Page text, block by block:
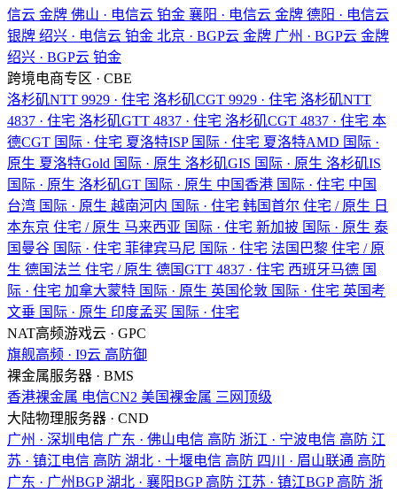
信云 金牌 佛山 · 电信云 铂金 襄阳 · 电信云 金牌 德阳 · 电信云
银牌 绍兴 · 电信云 铂金 北京 · BGP云 金牌 广州 · BGP云 金牌
绍兴 · BGP云 铂金
跨境电商专区 · CBE
洛杉矶NTT 9929 · 住宅 洛杉矶CGT 9929 · 住宅 洛杉矶NTT
4837 · 住宅 洛杉矶GTT 4837 · 住宅 洛杉矶CGT 4837 · 住宅 本
德CGT 国际 · 住宅 夏洛特ISP 国际 · 住宅 夏洛特AMD 国际 ·
原生 夏洛特Gold 国际 · 原生 洛杉矶GIS 国际 · 原生 洛杉矶IS
国际 · 原生 洛杉矶GT 国际 · 原生 中国香港 国际 · 住宅 中国
台湾 国际 · 原生 越南河内 国际 · 住宅 韩国首尔 住宅 / 原生 日
本东京 住宅 / 原生 马来西亚 国际 · 住宅 新加披 国际 · 原生 泰
国曼谷 国际 · 住宅 菲律宾马尼 国际 · 住宅 法国巴黎 住宅 / 原
生 德国法兰 住宅 / 原生 德国GTT 4837 · 住宅 西班牙马德 国
际 · 住宅 加拿大蒙特 国际 · 原生 英国伦敦 国际 · 住宅 英国考
文垂 国际 · 原生 印度孟买 国际 · 住宅
NAT高频游戏云 · GPC
旗舰高频 · I9云 高防御
裸金属服务器 · BMS
香港裸金属 电信CN2 美国裸金属 三网顶级
大陆物理服务器 · CND
广州 · 深圳电信 广东 · 佛山电信 高防 浙江 · 宁波电信 高防 江
苏 · 镇江电信 高防 湖北 · 十堰电信 高防 四川 · 眉山联通 高防
广东 · 广州BGP 湖北 · 襄阳BGP 高防 江苏 · 镇江BGP 高防 浙